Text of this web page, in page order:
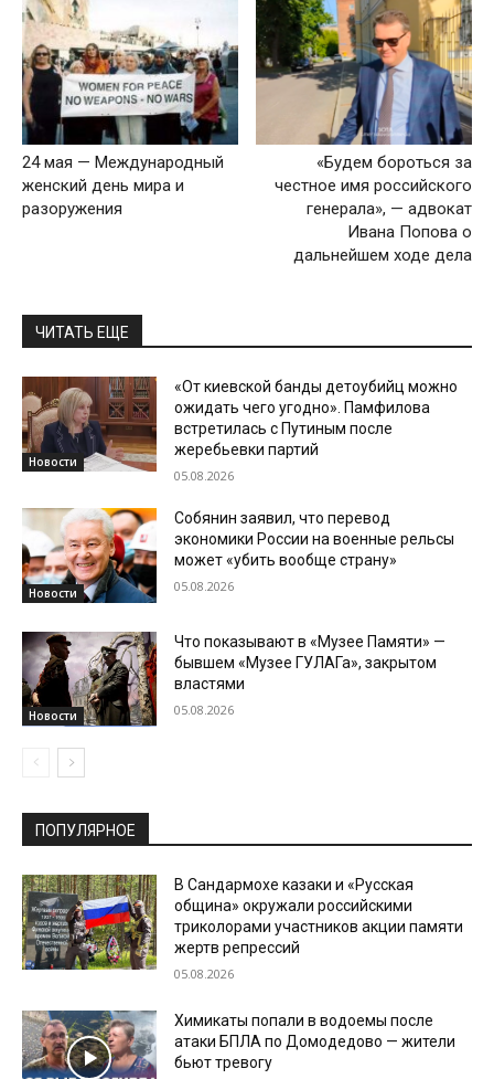
24 мая — Международный
женский день мира и
разоружения
«Будем бороться за
честное имя российского
генерала», — адвокат
Ивана Попова о
дальнейшем ходе дела
ЧИТАТЬ ЕЩЕ
Новости
«От киевской банды детоубийц можно
ожидать чего угодно». Памфилова
встретилась с Путиным после
жеребьевки партий
05.08.2026
Новости
Собянин заявил, что перевод
экономики России на военные рельсы
может «убить вообще страну»
05.08.2026
Новости
Что показывают в «Музее Памяти» —
бывшем «Музее ГУЛАГа», закрытом
властями
05.08.2026
ПОПУЛЯРНОЕ
В Сандармохе казаки и «Русская
община» окружали российскими
триколорами участников акции памяти
жертв репрессий
05.08.2026
Химикаты попали в водоемы после
атаки БПЛА по Домодедово — жители
бьют тревогу